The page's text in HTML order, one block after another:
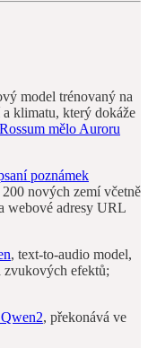
model trénovaný na
klimatu, který dokáže
Rossum mělo Auroru
poznámek
nových zemí včetně
webové adresy URL
, text-to-audio model,
zvukových efektů;
, překonává ve